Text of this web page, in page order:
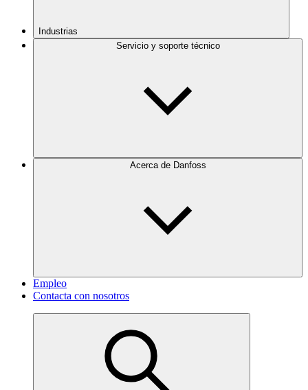
Industrias
Servicio y soporte técnico
Acerca de Danfoss
Empleo
Contacta con nosotros